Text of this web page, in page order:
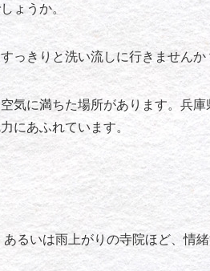
ょうか。
っきりと洗い流しに行きませんか
気に満ちた場所があります。兵庫
にあふれています。
るいは雨上がりの寺院ほど、情